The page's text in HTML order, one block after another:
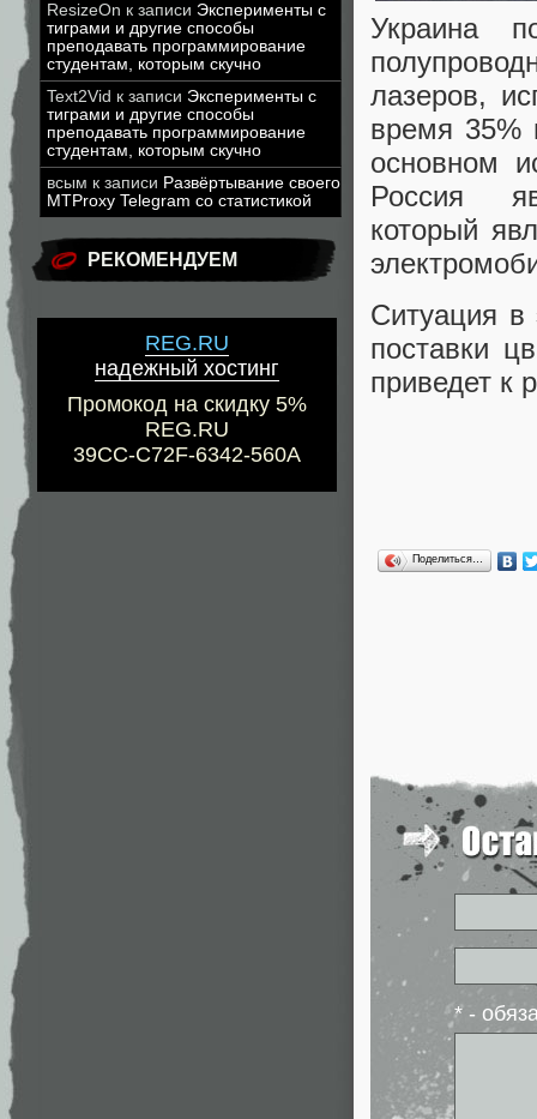
ResizeOn к записи Эксперименты с
тиграми и другие способы
преподавать программирование
студентам, которым скучно
Text2Vid к записи Эксперименты с
тиграми и другие способы
преподавать программирование
студентам, которым скучно
всым к записи Развёртывание своего
MTProxy Telegram со статистикой
РЕКОМЕНДУЕМ
REG.RU
надежный хостинг
Промокод на скидку 5%
REG.RU
39CC-C72F-6342-560A
Украина
лазеров,
время 35%
основном
Россия
который
Ситуация в
поставки
приведет к
Поделиться…
* -